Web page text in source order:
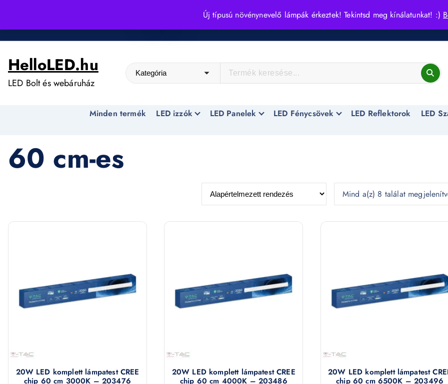
Új típusú növénynevelő lámpák érkeztek! Tekintsd meg kínálatunkat! :)
i
HelloLED.hu
LED Bolt és webáruház
Minden termék LED izzók LED Panelek LED Fénycsövek LED Reflektorok LED
60 cm-es
Mind a(z) 8 találat
20W LED komplett lámpatest CREE
chip 60 cm 3000K – 203476
20W LED komplett lámpatest CREE
chip 60 cm 4000K – 203486
20W LED komplett lámpatest
chip 60 cm 6500K – 203496